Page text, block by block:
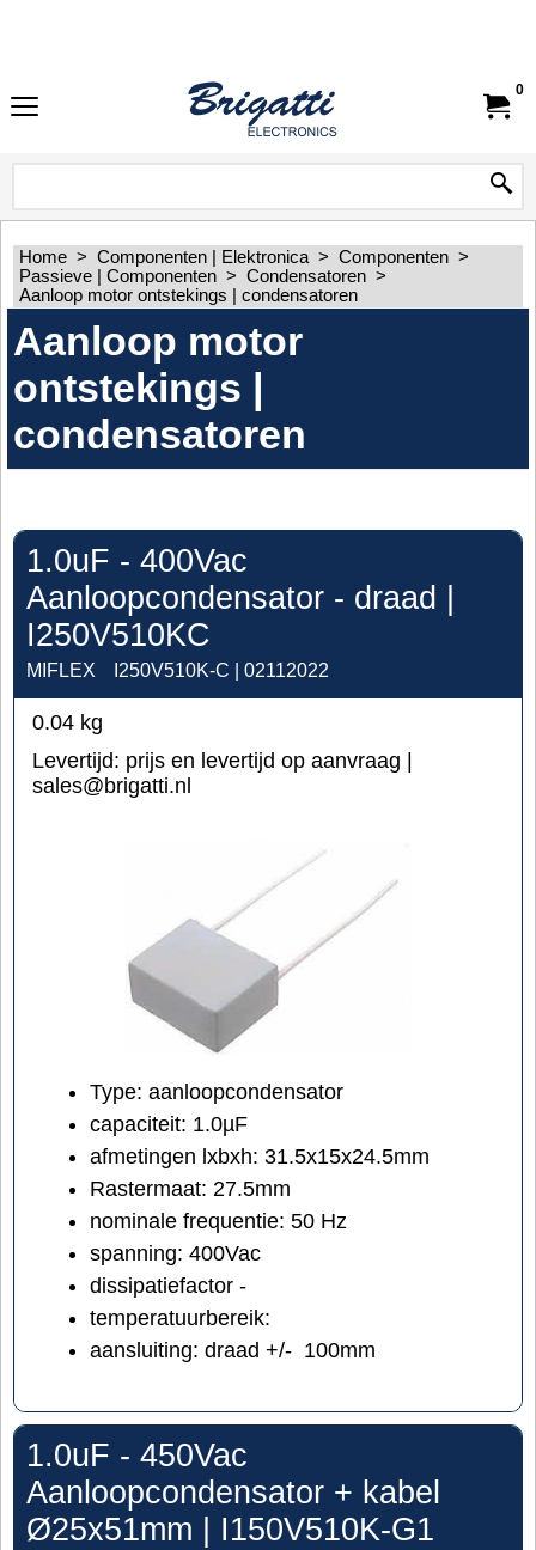
0
Home > Componenten | Elektronica > Componenten >
Passieve | Componenten > Condensatoren >
Aanloop motor ontstekings | condensatoren
Aanloop motor
ontstekings |
condensatoren
1.0uF - 400Vac
Aanloopcondensator - draad |
I250V510KC
MIFLEX I250V510K-C | 02112022
0.04 kg
Levertijd: prijs en levertijd op aanvraag |
sales@brigatti.nl
Type: aanloopcondensator
capaciteit: 1.0µF
afmetingen lxbxh: 31.5x15x24.5mm
Rastermaat: 27.5mm
nominale frequentie: 50 Hz
spanning: 400Vac
dissipatiefactor -
temperatuurbereik:
aansluiting: draad +/- 100mm
1.0uF - 450Vac
Aanloopcondensator + kabel
Ø25x51mm | I150V510K-G1